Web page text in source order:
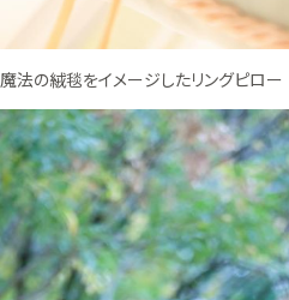
魔法の絨毯をイメージしたリングピロー